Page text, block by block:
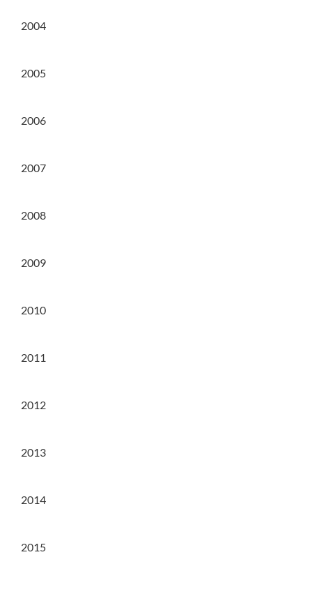
2004
2005
2006
2007
2008
2009
2010
2011
2012
2013
2014
2015